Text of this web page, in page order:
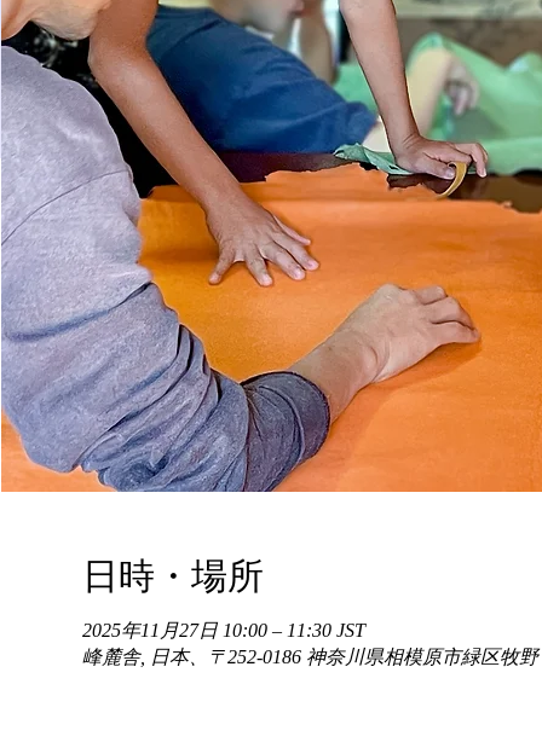
日時・場所
2025年11月27日 10:00 – 11:30 JST
峰麓舎, 日本、〒252-0186 神奈川県相模原市緑区牧